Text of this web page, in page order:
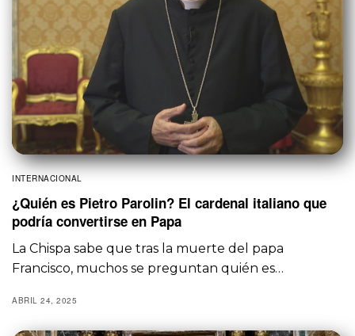
INTERNACIONAL
¿Quién es Pietro Parolin? El cardenal italiano que
podría convertirse en Papa
La Chispa sabe que tras la muerte del papa
Francisco, muchos se preguntan quién es…
ABRIL 24, 2025